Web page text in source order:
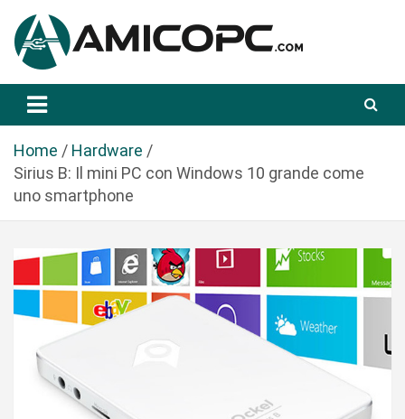
a
Amicopc.com
Home
Hardware
Sirius B: Il mini PC con Windows 10 grande come
uno smartphone